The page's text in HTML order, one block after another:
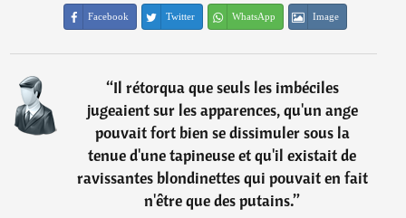
Facebook Twitter WhatsApp Image
“Il rétorqua que seuls les imbéciles
jugeaient sur les apparences, qu'un ange
pouvait fort bien se dissimuler sous la
tenue d'une tapineuse et qu'il existait de
ravissantes blondinettes qui pouvait en fait
n'être que des putains.”